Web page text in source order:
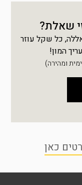
שאלת?
כל שקל עוזר
המון!
כאן